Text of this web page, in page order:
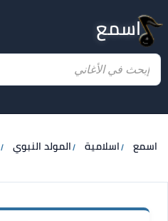
اسمع
اسمع اسلامية المولد النبوي